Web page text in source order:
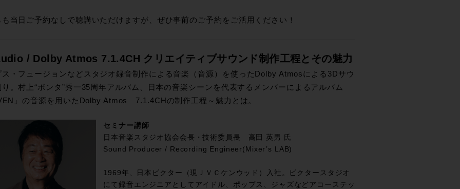
当日ご予約なしで聴講いただけますが、ぜひ事前のご予約をご活用ください！
/ Dolby Atmos 7.1.4CH クリエイティブサウンド制作工程とその魅力
ス・フュージョンなどスタジオ録音制作による音楽（音源）を使ったDolby Atmosによる3Dサウ
。村上“ポンタ”秀一35周年アルバム、日本の音楽シーンを代表するメンバーによるアルバム
」の音源を用いたDolby Atmos 7.1.4CHの制作工程～魅力とは。
セミナー講師
日本音楽スタジオ協会会長・技術委員長 高田 英男 氏
Sound Producer / Recording Engineer(Mixer’s LAB)
1969年、日本ビクター（現ＪＶＣケンウッド）入社。ビクタースタジオ
にて録音エンジニアとしてアイドル、ポップス、ジャズなどアコーステッ